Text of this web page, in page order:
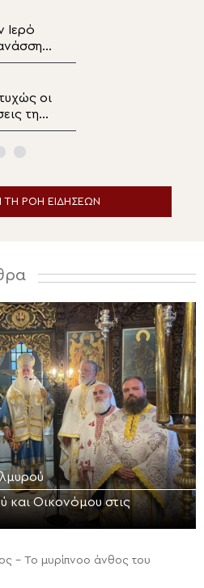
Ιερό
οι
της
ΤΗ ΡΟΗ ΕΙΔΗΣΕΩΝ
και Οικονόμου στις
– Το μυρίπνοο άνθος του